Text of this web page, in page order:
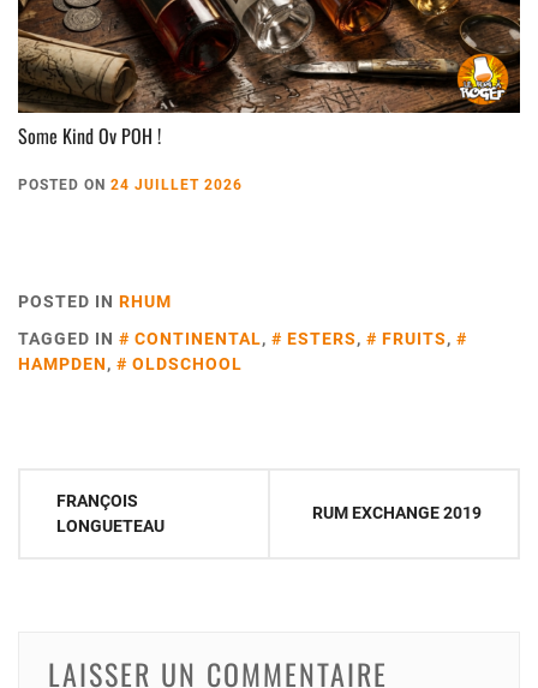
Some Kind Ov POH !
POSTED ON 24 JUILLET 2026
POSTED IN RHUM
TAGGED IN
CONTINENTAL, ESTERS, FRUITS,
HAMPDEN, OLDSCHOOL
Navigation
FRANÇOIS
LONGUETEAU
RUM EXCHANGE 2019
LAISSER UN COMMENTAIRE